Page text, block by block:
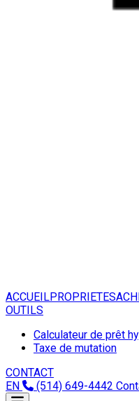
ACCUEILPROPRIETES
OUTILS
Calculateur de prêt
Taxe de mutation
CONTACT
EN
(514) 649-4442